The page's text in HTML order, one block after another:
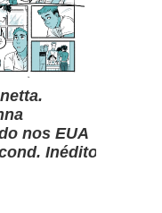
nos EUA
Inédito